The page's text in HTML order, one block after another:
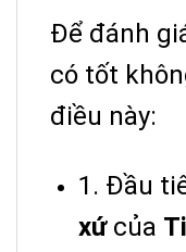
Để đánh
có tốt
điều này:
1. Đầu
xứcủa